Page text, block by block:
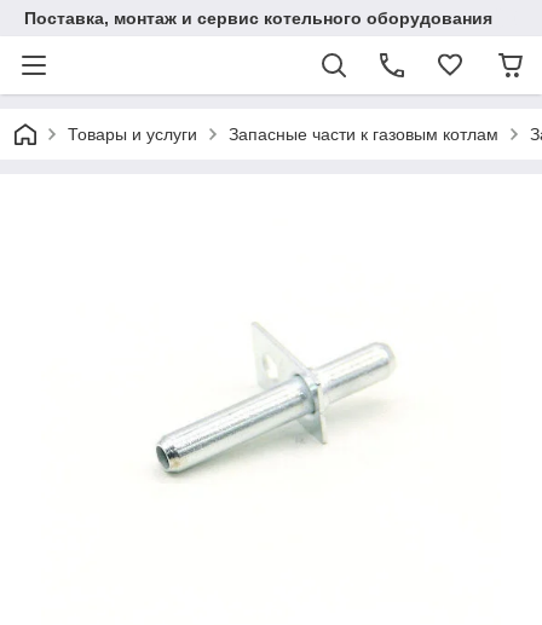
Поставка, монтаж и сервис котельного оборудования
Товары и услуги Запасные части к газовым котлам